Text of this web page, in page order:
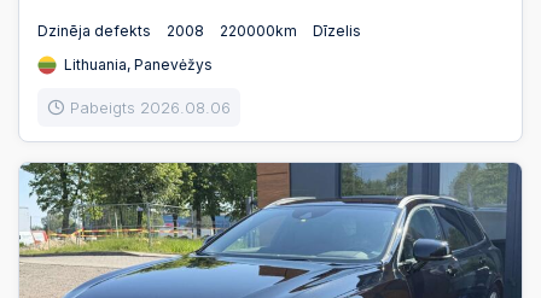
Dzinēja defekts 2008 220000km
Dīzelis
Lithuania, Panevėžys
Pabeigts 2026.08.06